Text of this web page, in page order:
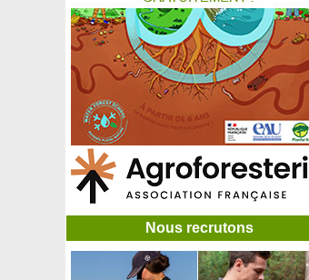
Fusain du Japon à grandes feuilles
Fusain du Japon à petites feuilles
Fusain du Japon à pousses blanches 'Paloma blanca'
Fusain du Japon 'Green Spire'
Fusain rampant
Galé odorant, Piment aquatique, Myrte des marais
Gardenia 'Celestial Star'
Gardenia 'Crown Jewel'
Gardenia jasminoides, Jasmin du Cap
Gardenia 'Kleim's Hardy'
Garrya elliptica
Gaulthérie couchée, Thé des bois
Gaulthérie mucronée à baies rouges
Gaulthérie mucronée baies blanches
Nous recrutons